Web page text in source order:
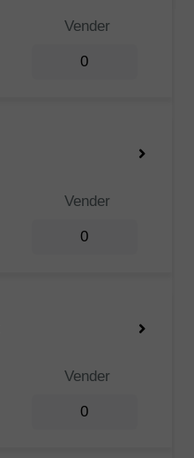
Vender
0
Vender
0
Vender
0